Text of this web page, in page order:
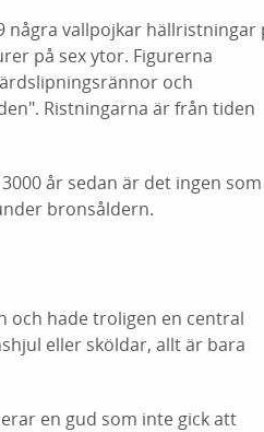
några vallpojkar hällristningar
på sex ytor. Figurerna
och
Ristningarna är från tiden
år sedan är det ingen som
bronsåldern.
och hade troligen en central
eller sköldar, allt är bara
en gud som inte gick att